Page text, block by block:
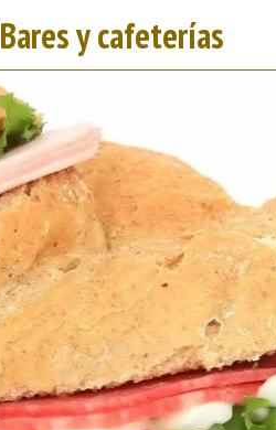
Bares y cafeterías